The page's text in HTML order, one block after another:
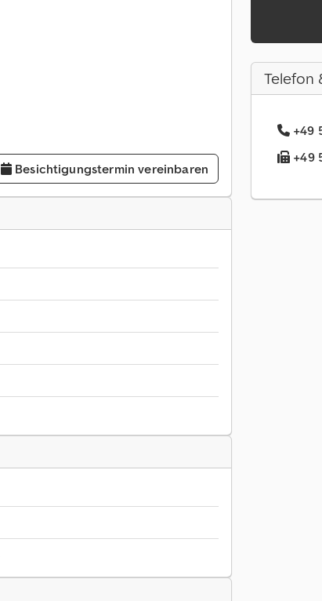
Besichtigungstermin vereinbaren
Telefon
+49
+49